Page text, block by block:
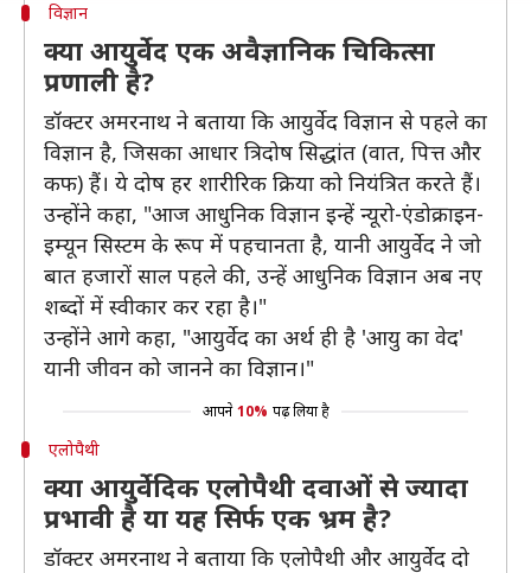
विज्ञान
क्या आयुर्वेद एक अवैज्ञानिक चिकित्सा
प्रणाली है?
डॉक्टर अमरनाथ ने बताया कि आयुर्वेद विज्ञान से पहले का
विज्ञान है, जिसका आधार त्रिदोष सिद्धांत (वात, पित्त और
कफ) हैं। ये दोष हर शारीरिक क्रिया को नियंत्रित करते हैं।
उन्होंने कहा, "आज आधुनिक विज्ञान इन्हें न्यूरो-एंडोक्राइन-
इम्यून सिस्टम के रूप में पहचानता है, यानी आयुर्वेद ने जो
बात हजारों साल पहले की, उन्हें आधुनिक विज्ञान अब नए
शब्दों में स्वीकार कर रहा है।"
उन्होंने आगे कहा, "आयुर्वेद का अर्थ ही है 'आयु का वेद'
यानी जीवन को जानने का विज्ञान।"
आपने 10% पढ़ लिया है
एलोपैथी
क्या आयुर्वेदिक एलोपैथी दवाओं से ज्यादा
प्रभावी है या यह सिर्फ एक भ्रम है?
डॉक्टर अमरनाथ ने बताया कि एलोपैथी और आयुर्वेद दो